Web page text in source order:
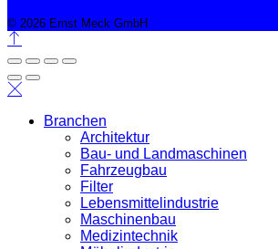
© 2026 Ernst Meck GmbH
Branchen
Architektur
Bau- und Landmaschinen
Fahrzeugbau
Filter
Lebensmittelindustrie
Maschinenbau
Medizintechnik